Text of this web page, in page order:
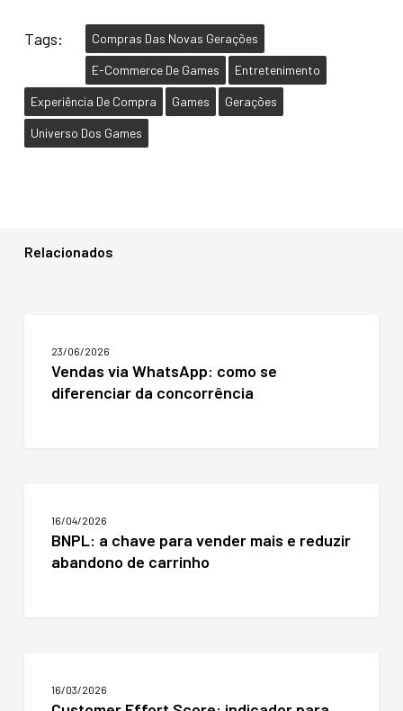
Tags: Compras Das Novas Gerações
E-Commerce De Games Entretenimento
Experiência De Compra Games Gerações
Universo Dos Games
Relacionados
WhatsApp:
como
23/06/2026
Vendas via WhatsApp: como se
diferenciar da concorrência
chave
para
vender
16/04/2026
BNPL: a chave para vender mais e reduzir
abandono de carrinho
Score:16/03/2026